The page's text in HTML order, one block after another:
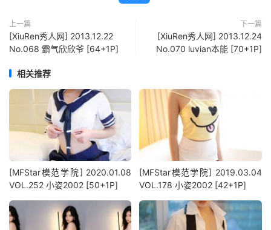
上一篇
[XiuRen秀人网] 2013.12.22
No.068 霸气欣欣爷 [64+1P]
下一篇
[XiuRen秀人网] 2013.12.24
No.070 luvian本能 [70+1P]
相关推荐
[MFStar模范学院] 2020.01.08
VOL.252 小姿2002 [50+1P]
[MFStar模范学院] 2019.03.04
VOL.178 小姿2002 [42+1P]